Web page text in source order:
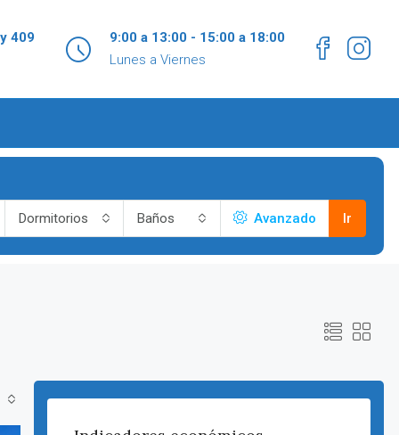
409
9:00 a 13:00 - 15:00 a 18:00
Lunes a Viernes
Dormitorios Baños Avanzado Ir